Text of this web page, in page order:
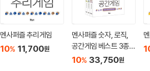
멘사퍼즐 추리게임
10% 11,700원
멘사퍼즐 숫자, 로직,
공간게임 베스트 3종
세트
10% 33,750원